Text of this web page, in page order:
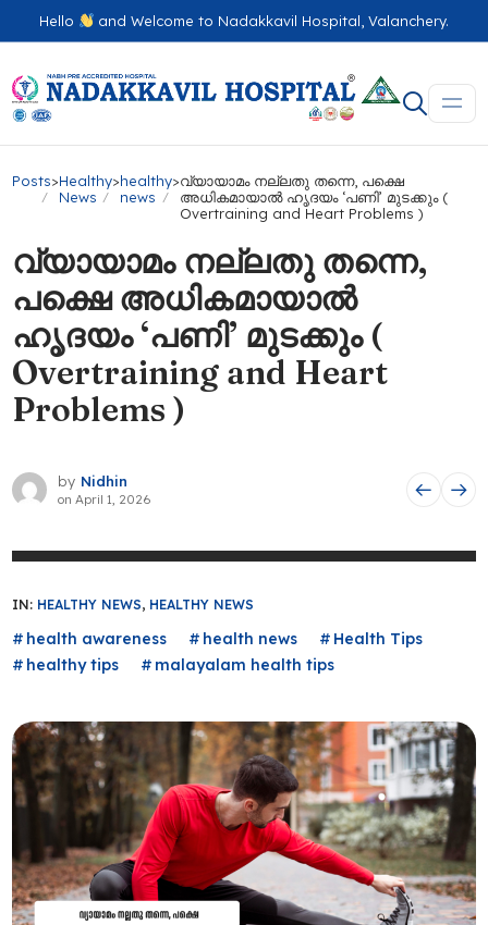
Hello and Welcome to Nadakkavil Hospital, Valanchery.
Posts>Healthy
News
>healthy
news
>വ്യായാമം നല്ലതു തന്നെ, പക്ഷെ
അധികമായാൽ ഹൃദയം ‘പണി’ മുടക്കും (
Overtraining and Heart Problems )
വ്യായാമം നല്ലതു തന്നെ,
പക്ഷെ അധികമായാൽ
ഹൃദയം ‘പണി’ മുടക്കും (
Overtraining and Heart
Problems )
by Nidhin
on April 1, 2026
IN: HEALTHY NEWS, HEALTHY NEWS
health awareness health news
Health Tips
healthy tips
malayalam health tips